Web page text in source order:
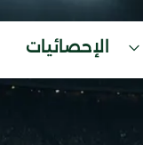
الإحصائيات